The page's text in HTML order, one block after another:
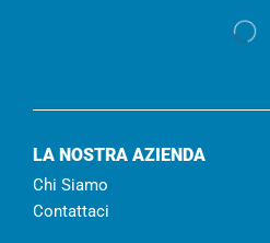
LA NOSTRA AZIENDA
Chi Siamo
Contattaci